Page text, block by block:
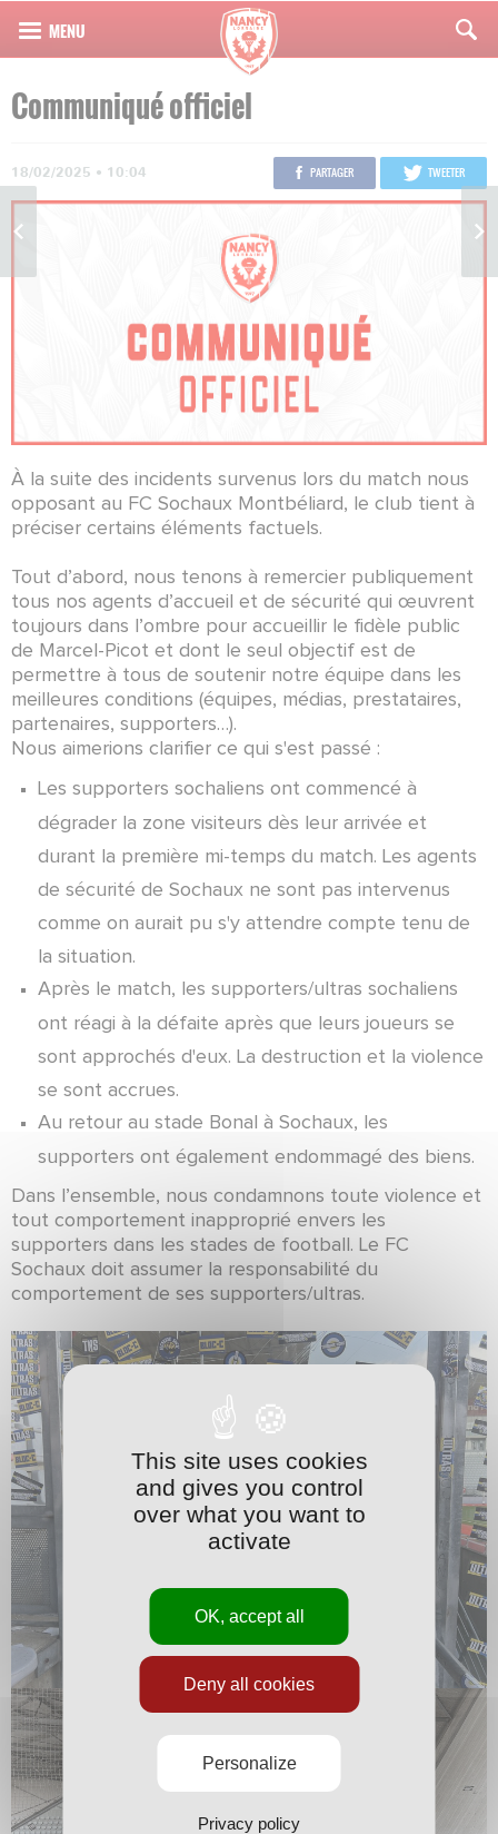
Communiqué officiel
18/02/2025 • 10:04 PARTAGER TWEETER
À la suite des incidents survenus lors du match nous
opposant au FC Sochaux Montbéliard, le club tient à
préciser certains éléments factuels.
Tout d’abord, nous tenons à remercier publiquement
tous nos agents d’accueil et de sécurité qui œuvrent
toujours dans l’ombre pour accueillir le fidèle public
de Marcel-Picot et dont le seul objectif est de
permettre à tous de soutenir notre équipe dans les
meilleures conditions (équipes, médias, prestataires,
partenaires, supporters…).
Nous aimerions clarifier ce qui s'est passé :
Les supporters sochaliens ont commencé à
dégrader la zone visiteurs dès leur arrivée et
durant la première mi-temps du match. Les agents
de sécurité de Sochaux ne sont pas intervenus
comme on aurait pu s'y attendre compte tenu de
la situation.
Après le match, les supporters/ultras sochaliens
ont réagi à la défaite après que leurs joueurs se
sont approchés d'eux. La destruction et la violence
se sont accrues.
Au retour au stade Bonal à Sochaux, les
supporters ont également endommagé des biens.
Dans l’ensemble, nous condamnons toute violence et
tout comportement inapproprié envers les
supporters dans les stades de football. Le FC
Sochaux doit assumer la responsabilité du
comportement de ses supporters/ultras.
This site uses cookies
and gives you control
over what you want to
activate
OK, accept all
Deny all cookies
Personalize
Privacy policy